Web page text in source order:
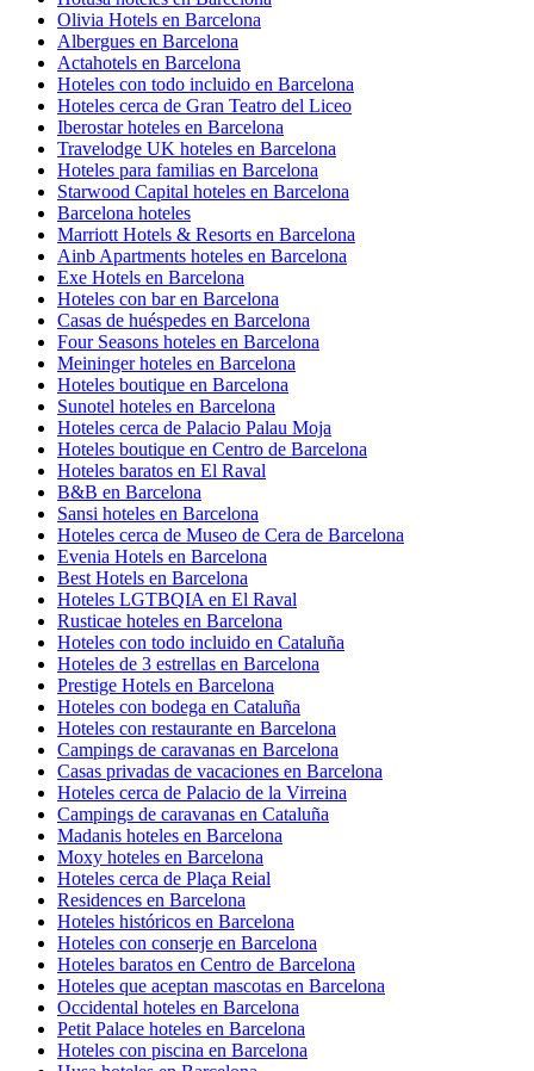
Olivia Hotels en Barcelona
Albergues en Barcelona
Actahotels en Barcelona
Hoteles con todo incluido en Barcelona
Hoteles cerca de Gran Teatro del Liceo
Iberostar hoteles en Barcelona
Travelodge UK hoteles en Barcelona
Hoteles para familias en Barcelona
Starwood Capital hoteles en Barcelona
Barcelona hoteles
Marriott Hotels & Resorts en Barcelona
Ainb Apartments hoteles en Barcelona
Exe Hotels en Barcelona
Hoteles con bar en Barcelona
Casas de huéspedes en Barcelona
Four Seasons hoteles en Barcelona
Meininger hoteles en Barcelona
Hoteles boutique en Barcelona
Sunotel hoteles en Barcelona
Hoteles cerca de Palacio Palau Moja
Hoteles boutique en Centro de Barcelona
Hoteles baratos en El Raval
B&B en Barcelona
Sansi hoteles en Barcelona
Hoteles cerca de Museo de Cera de Barcelona
Evenia Hotels en Barcelona
Best Hotels en Barcelona
Hoteles LGTBQIA en El Raval
Rusticae hoteles en Barcelona
Hoteles con todo incluido en Cataluña
Hoteles de 3 estrellas en Barcelona
Prestige Hotels en Barcelona
Hoteles con bodega en Cataluña
Hoteles con restaurante en Barcelona
Campings de caravanas en Barcelona
Casas privadas de vacaciones en Barcelona
Hoteles cerca de Palacio de la Virreina
Campings de caravanas en Cataluña
Madanis hoteles en Barcelona
Moxy hoteles en Barcelona
Hoteles cerca de Plaça Reial
Residences en Barcelona
Hoteles históricos en Barcelona
Hoteles con conserje en Barcelona
Hoteles baratos en Centro de Barcelona
Hoteles que aceptan mascotas en Barcelona
Occidental hoteles en Barcelona
Petit Palace hoteles en Barcelona
Hoteles con piscina en Barcelona